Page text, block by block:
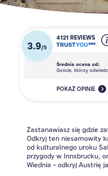
3.9/5
4121 REVIEWS
Średnia ocena od:
Goście, którzy
POKAŻ OPINIE
Zastanawiasz się gdzie
Odkryj ten niesamowity
od kulturalnego uroku
przygody w Innsbrucku,
Wiednia – odkryj Austrię